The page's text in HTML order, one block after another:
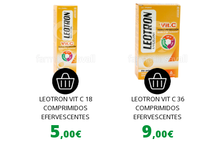
LEOTRON VIT C 18
COMPRIMIDOS
EFERVESCENTES
5,00€
LEOTRON VIT C 36
COMPRIMIDOS
EFERVESCENTES
9,00€